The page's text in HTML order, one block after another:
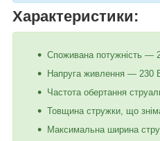
Характеристики:
Споживана потужність —
Напруга живлення — 230
Частота обертання
Товщина стружки, що
Максимальна ширина